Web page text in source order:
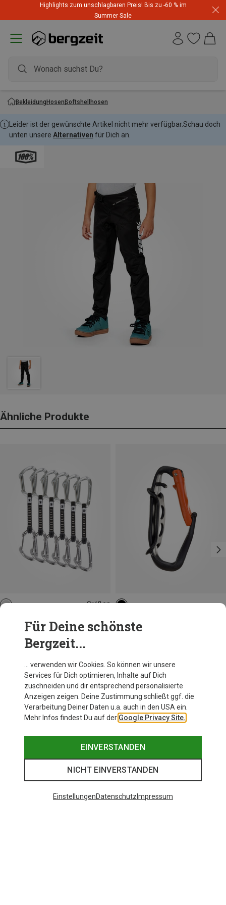
Highlights zum unschlagbaren Preis! Bis zu -60 % im
Summer Sale
BekleidungHosenSoftshellhosen
Leider ist der gewünschte Artikel nicht mehr verfügbar.Schau doch
unten unsere Alternativen für Dich an.
Ähnliche Produkte
Größen
Skylotec
Lime Set M-UL 6er Pack Expressset
118,70 €
Skylotec
Hammer Lodge Karabiner
Andere Kunden kauften auch
Für Deine schönste
Bergzeit...
… verwenden wir Cookies. So können wir unsere
Services für Dich optimieren, Inhalte auf Dich
zuschneiden und dir entsprechend personalisierte
Anzeigen zeigen. Deine Zustimmung schließt ggf. die
Verarbeitung Deiner Daten u.a. auch in den USA ein.
Mehr Infos findest Du auf der Google Privacy Site.
EINVERSTANDEN
NICHT EINVERSTANDEN
EinstellungenDatenschutz Impressum